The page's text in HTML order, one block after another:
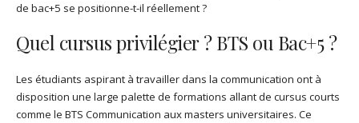
de bac+5 se positionne-t-il réellement ?
Quel cursus privilégier ? BTS ou Bac+5 ?
Les étudiants aspirant à travailler dans la communication ont à
disposition une large palette de formations allant de cursus courts
comme le BTS Communication aux masters universitaires. Ce